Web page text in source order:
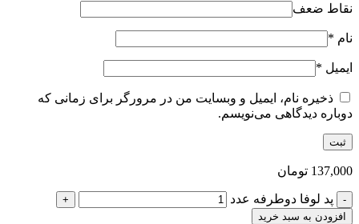
نقاط ضعف
نام *
ایمیل *
ذخیره نام، ایمیل و وبسایت من در مرورگر برای زمانی که
دوباره دیدگاهی می‌نویسم.
137,000 تومان
پد لوفا دوطرفه عدد
افزودن به سبد خرید